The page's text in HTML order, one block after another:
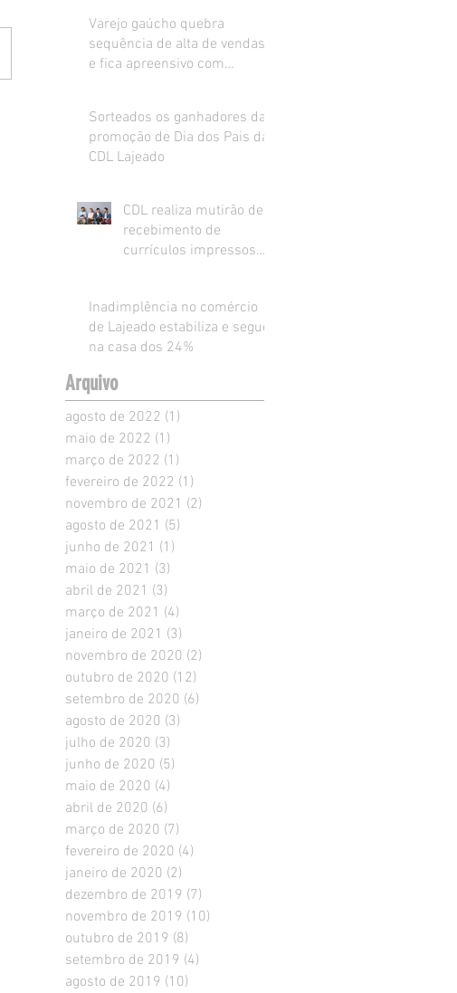
Varejo gaúcho quebra
sequência de alta de vendas
e fica apreensivo com
Sorteados os ganhadores da
promoção de Dia dos Pais da
CDL Lajeado
CDL realiza mutirão de
recebimento de
currículos impressos
Inadimplência no comércio
de Lajeado estabiliza e segue
na casa dos 24%
Arquivo
agosto de 2022 (1)
maio de 2022 (1)
março de 2022 (1)
fevereiro de 2022 (1)
novembro de 2021 (2)
agosto de 2021 (5)
junho de 2021 (1)
maio de 2021 (3)
abril de 2021 (3)
março de 2021 (4)
janeiro de 2021 (3)
novembro de 2020 (2)
outubro de 2020 (12)
setembro de 2020 (6)
agosto de 2020 (3)
julho de 2020 (3)
junho de 2020 (5)
maio de 2020 (4)
abril de 2020 (6)
março de 2020 (7)
fevereiro de 2020 (4)
janeiro de 2020 (2)
dezembro de 2019 (7)
novembro de 2019 (10)
outubro de 2019 (8)
setembro de 2019 (4)
agosto de 2019 (10)